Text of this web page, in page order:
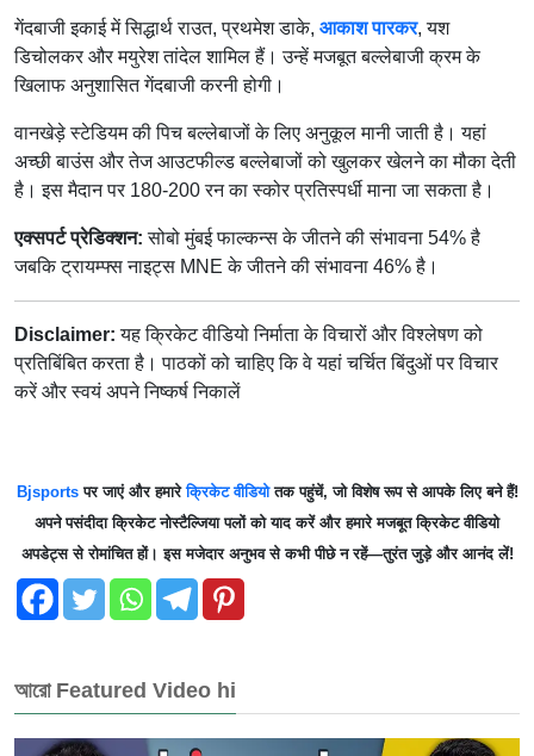
गेंदबाजी इकाई में सिद्धार्थ राउत, प्रथमेश डाके, आकाश पारकर, यश
डिचोलकर और मयुरेश तांदेल शामिल हैं। उन्हें मजबूत बल्लेबाजी क्रम के
खिलाफ अनुशासित गेंदबाजी करनी होगी।
वानखेड़े स्टेडियम की पिच बल्लेबाजों के लिए अनुकूल मानी जाती है। यहां
अच्छी बाउंस और तेज आउटफील्ड बल्लेबाजों को खुलकर खेलने का मौका देती
है। इस मैदान पर 180-200 रन का स्कोर प्रतिस्पर्धी माना जा सकता है।
एक्सपर्ट प्रेडिक्शन: सोबो मुंबई फाल्कन्स के जीतने की संभावना 54% है
जबकि ट्रायम्फ्स नाइट्स MNE के जीतने की संभावना 46% है।
Disclaimer:यह क्रिकेट वीडियो निर्माता के विचारों और विश्लेषण को
प्रतिबिंबित करता है। पाठकों को चाहिए कि वे यहां चर्चित बिंदुओं पर विचार
करें और स्वयं अपने निष्कर्ष निकालें
Bjsportsपर जाएं और हमारेक्रिकेट वीडियोतक पहुंचें, जो विशेष रूप से आपके लिए बने हैं!
अपने पसंदीदा क्रिकेट नोस्टैल्जिया पलों को याद करें और हमारे मजबूत क्रिकेट वीडियो
अपडेट्स से रोमांचित हों। इस मजेदार अनुभव से कभी पीछे न रहें—तुरंत जुड़े और आनंद लें!
আরো Featured Video hi